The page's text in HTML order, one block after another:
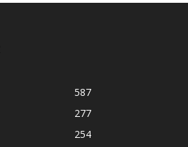
587
277
254